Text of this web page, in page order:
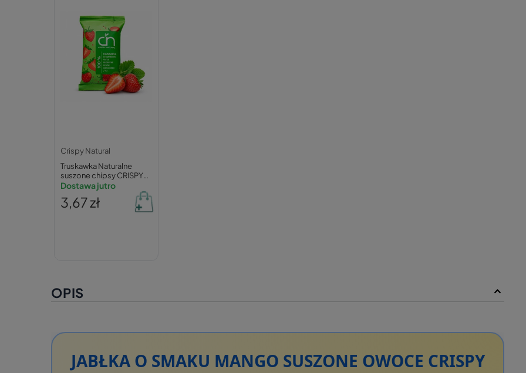
Crispy Natural
Truskawka Naturalne
suszone chipsy CRISPY
NATURAL 10g
Dostawa jutro
3,67 zł
OPIS
JABŁKA O SMAKU MANGO SUSZONE OWOCE CRISPY